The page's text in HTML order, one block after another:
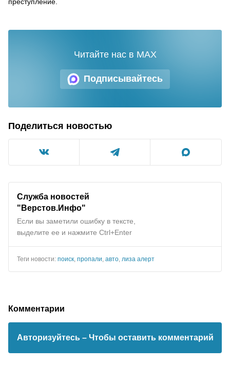
Подписывайтесь
Читайте нас в MAX
Поделиться новостью
Служба новостей
"Верстов.Инфо"
Если вы заметили ошибку в тексте,
выделите ее и нажмите Ctrl+Enter
Теги новости: поиск, пропали, авто, лиза алерт
Комментарии
Авторизуйтесь – Чтобы оставить комментарий